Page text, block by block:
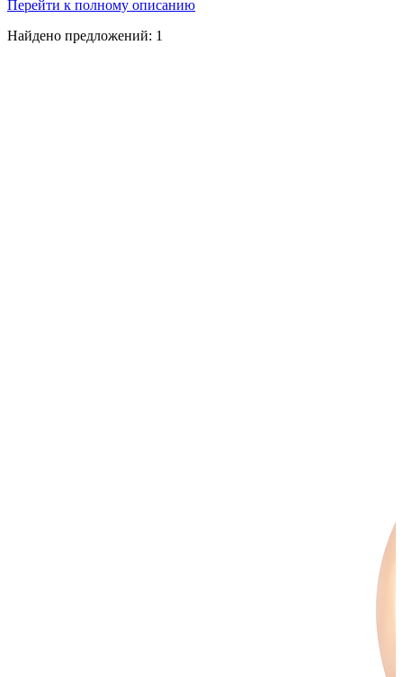
Перейти к полному описанию
Найдено предложений: 1